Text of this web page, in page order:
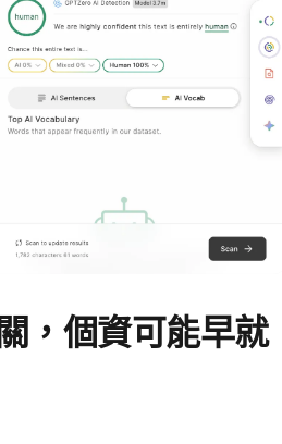
，個資可能早就